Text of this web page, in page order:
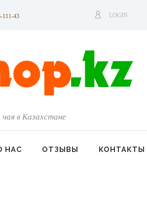
43 LOGIN
в Казахстане
НАС ОТЗЫВЫ КОНТАКТЫ